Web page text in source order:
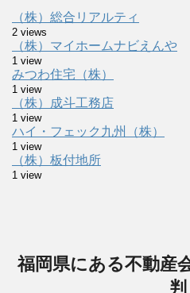
（株）総合リアルティ
2 views
（株）マイホームナビえんや
1 view
みつわ住宅（株）
1 view
（株）成斗工務店
1 view
ハイ・フェック九州（株）
1 view
（株）板付地所
1 view
福岡県にある不動産
判